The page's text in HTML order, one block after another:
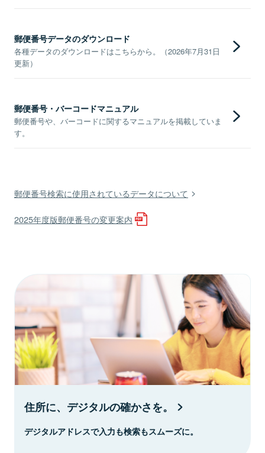
郵便番号データのダウンロード
各種データのダウンロードはこちらから。（2026年7月31日
更新）
郵便番号・バーコードマニュアル
郵便番号や、バーコードに関するマニュアルを掲載していま
す。
郵便番号検索に使用されているデータについて
2025年度版郵便番号の変更案内
住所に、デジタルの確かさを。
デジタルアドレスで入力も検索もスムーズに。